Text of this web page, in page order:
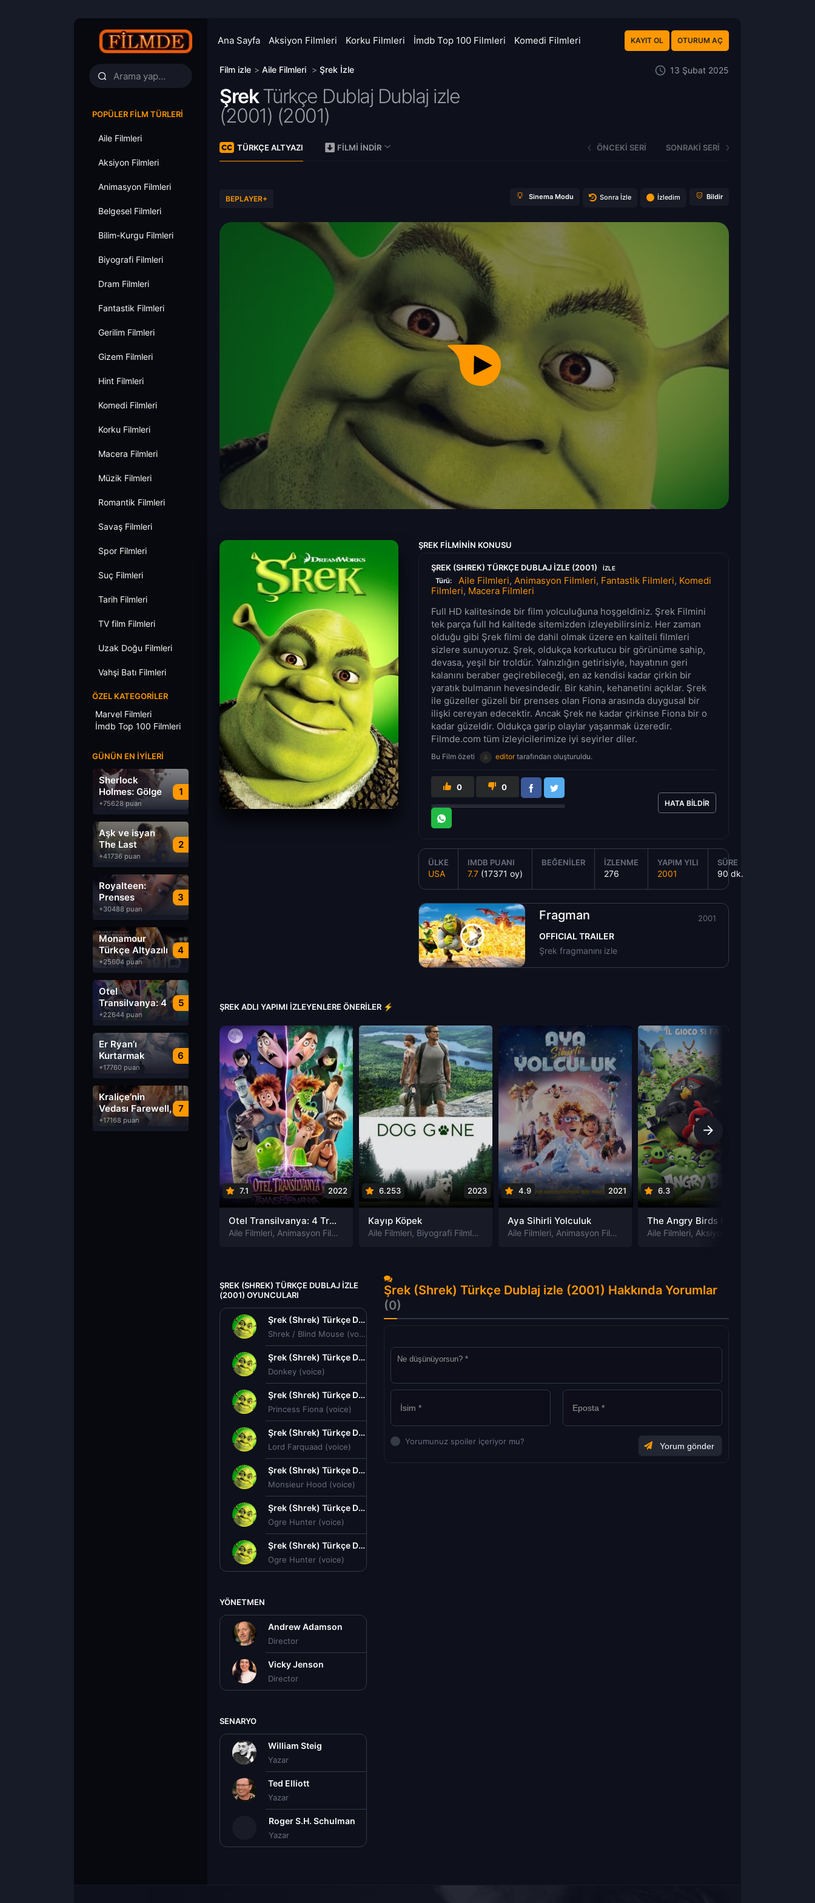
Ana Sayfa Aksiyon Filmleri Korku Filmleri İmdb Top 100 Filmleri Komedi Filmleri KAYIT OL OTURUM AÇ
POPÜLER FILM TÜRLERI
Aile Filmleri
Aksiyon Filmleri
Animasyon Filmleri
Belgesel Filmleri
Bilim-Kurgu Filmleri
Biyografi Filmleri
Dram Filmleri
Fantastik Filmleri
Gerilim Filmleri
Gizem Filmleri
Hint Filmleri
Komedi Filmleri
Korku Filmleri
Macera Filmleri
Müzik Filmleri
Romantik Filmleri
Savaş Filmleri
Spor Filmleri
Suç Filmleri
Tarih Filmleri
TV film Filmleri
Uzak Doğu Filmleri
Vahşi Batı Filmleri
ÖZEL KATEGORILER
Marvel Filmleri
İmdb Top 100 Filmleri
GÜNÜN EN İYILERI
1
Sherlock
Holmes: Gölge
Oyunları
+75628 puan
2
Aşk ve isyan
The Last
Parasido izle
+41736 puan
3
Royalteen:
Prenses
Margrethe izle
+30488 puan
4
Monamour
Türkçe Altyazılı
izle
+25604 puan
5
Otel
Transilvanya: 4
Transformanya
izle
+22644 puan
6
Er Ryan’ı
Kurtarmak
Saving Private
Ryan Türkçe
Dublaj izle
+17760 puan
7
Kraliçe’nin
Vedası Farewell,
My Queen izle
+17168 puan
Film izle > Aile Filmleri > Şrek İzle 13 Şubat 2025
ŞrekTürkçe Dublaj Dublaj izle
(2001) (2001)
TÜRKÇE ALTYAZI FILMI İNDIR ÖNCEKI SERI SONRAKI SERI
BEPLAYER+ Sinema Modu Sonra İzle İzledim Bildir
ŞREK FILMININ KONUSU
ŞREK (SHREK) TÜRKÇE DUBLAJ IZLE (2001) IZLE
Türü: Aile Filmleri, Animasyon Filmleri, Fantastik Filmleri, Komedi
Filmleri, Macera Filmleri
Full HD kalitesinde bir film yolculuğuna hoşgeldiniz. Şrek Filmini
tek parça full hd kalitede sitemizden izleyebilirsiniz. Her zaman
olduğu gibi Şrek filmi de dahil olmak üzere en kaliteli filmleri
sizlere sunuyoruz. Şrek, oldukça korkutucu bir görünüme sahip,
devasa, yeşil bir troldür. Yalnızlığın getirisiyle, hayatının geri
kalanını beraber geçirebileceği, en az kendisi kadar çirkin bir
yaratık bulmanın hevesindedir. Bir kahin, kehanetini açıklar. Şrek
ile güzeller güzeli bir prenses olan Fiona arasında duygusal bir
ilişki cereyan edecektir. Ancak Şrek ne kadar çirkinse Fiona bir o
kadar güzeldir. Oldukça garip olaylar yaşanmak üzeredir.
Filmde.com tüm izleyicilerimize iyi seyirler diler.
Bu Film özeti editortarafından oluşturuldu.
0 0
HATA BILDIR
ÜLKE
USA
IMDB PUANI
7.7 (17371 oy)
BEĞENILER İZLENME
276
YAPIM YILI
2001
SÜRE
90 dk.
Fragman
OFFICIAL TRAILER
Şrek fragmanını izle
2001
ŞREK ADLI YAPIMI İZLEYENLERE ÖNERILER ⚡
7.1 2022
Otel Transilvanya: 4 Transformanya izle
Aile Filmleri, Animasyon Filmleri Fantastik Filmleri,Komedi Filmleri Macera Filmleri
6.253 2023
Kayıp Köpek
Aile Filmleri, Biyografi Filmleri Dram Filmleri,Macera Filmleri
4.9 2021
Aya Sihirli Yolculuk
Aile Filmleri, Animasyon Filmleri Bilim-Kurgu Filmleri,Fantastik Filmleri
6.3
Aile Filmleri, Aksiyon Filmleri
ŞREK (SHREK) TÜRKÇE DUBLAJ IZLE
(2001) OYUNCULARI
Şrek (Shrek) Türkçe Dublaj izle (2001)
Shrek / Blind Mouse (voice)
Şrek (Shrek) Türkçe Dublaj izle (2001)
Donkey (voice)
Şrek (Shrek) Türkçe Dublaj izle (2001)
Princess Fiona (voice)
Şrek (Shrek) Türkçe Dublaj izle (2001)
Lord Farquaad (voice)
Şrek (Shrek) Türkçe Dublaj izle (2001)
Monsieur Hood (voice)
Şrek (Shrek) Türkçe Dublaj izle (2001)
Ogre Hunter (voice)
Şrek (Shrek) Türkçe Dublaj izle (2001)
Ogre Hunter (voice)
YÖNETMEN
Andrew Adamson
Director
Vicky Jenson
Director
SENARYO
William Steig
Yazar
Ted Elliott
Yazar
Roger S.H. Schulman
Yazar
Şrek (Shrek) Türkçe Dublaj izle (2001) Hakkında Yorumlar
(0)
Yorumunuz spoiler içeriyor mu?